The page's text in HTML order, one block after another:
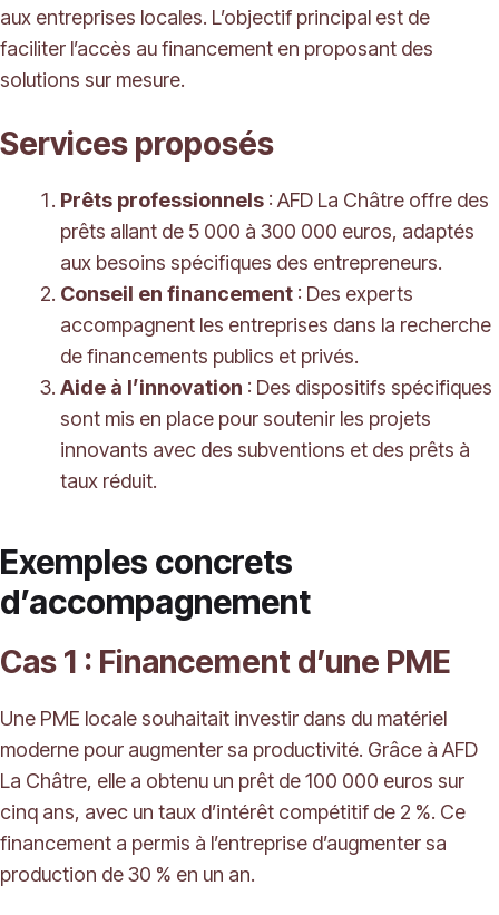
aux entreprises locales. L’objectif principal est de
faciliter l’accès au financement en proposant des
solutions sur mesure.
Services proposés
Prêts professionnels : AFD La Châtre offre des
prêts allant de 5 000 à 300 000 euros, adaptés
aux besoins spécifiques des entrepreneurs.
Conseil en financement : Des experts
accompagnent les entreprises dans la recherche
de financements publics et privés.
Aide à l’innovation : Des dispositifs spécifiques
sont mis en place pour soutenir les projets
innovants avec des subventions et des prêts à
taux réduit.
Exemples concrets
d’accompagnement
Cas 1 : Financement d’une PME
Une PME locale souhaitait investir dans du matériel
moderne pour augmenter sa productivité. Grâce à AFD
La Châtre, elle a obtenu un prêt de 100 000 euros sur
cinq ans, avec un taux d’intérêt compétitif de 2 %. Ce
financement a permis à l’entreprise d’augmenter sa
production de 30 % en un an.